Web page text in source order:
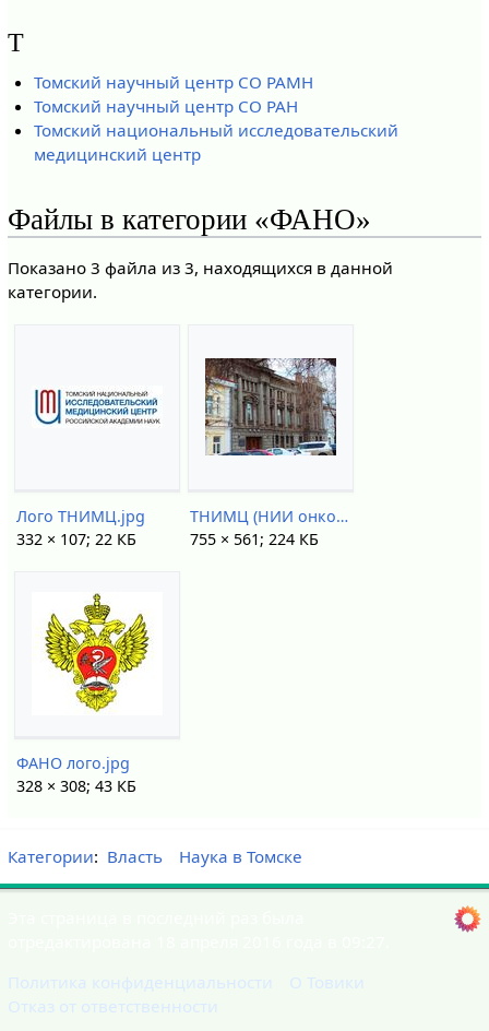
Т
Томский научный центр СО РАМН
Томский научный центр СО РАН
Томский национальный исследовательский
медицинский центр
Файлы в категории «ФАНО»
Показано 3 файла из 3, находящихся в данной
категории.
Лого ТНИМЦ.jpg
332 × 107; 22 КБ
ТНИМЦ (НИИ онкологии).jpg
755 × 561; 224 КБ
ФАНО лого.jpg
328 × 308; 43 КБ
Категории: Власть Наука в Томске